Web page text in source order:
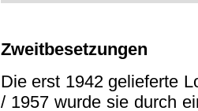
Zweitbesetzungen
Die erst 1942 gelieferte
/ 1957 wurde sie durch